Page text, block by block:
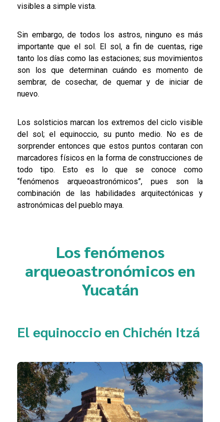
visibles a simple vista.
Sin embargo, de todos los astros, ninguno es más
importante que el sol. El sol, a fin de cuentas, rige
tanto los días como las estaciones; sus movimientos
son los que determinan cuándo es momento de
sembrar, de cosechar, de quemar y de iniciar de
nuevo.
Los solsticios marcan los extremos del ciclo visible
del sol; el equinoccio, su punto medio. No es de
sorprender entonces que estos puntos contaran con
marcadores físicos en la forma de construcciones de
todo tipo. Esto es lo que se conoce como
“fenómenos arqueoastronómicos”, pues son la
combinación de las habilidades arquitectónicas y
astronómicas del pueblo maya.
Los fenómenos
arqueoastronómicos en
Yucatán
El equinoccio en Chichén Itzá